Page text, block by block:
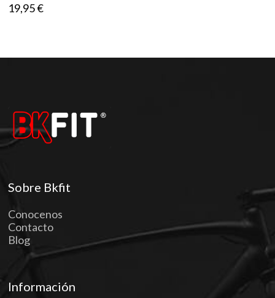
19,95€
Sobre Bkfit
Conocenos
Contacto
Blog
Información